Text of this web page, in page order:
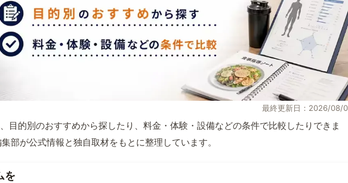
最終更新日：2026/08/
目的別のおすすめから探したり、料金・体験・設備などの条件で比較したりできま
部が公式情報と独自取材をもとに整理しています。
を